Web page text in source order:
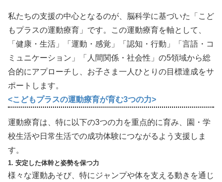
私たちの支援の中心となるのが、脳科学に基づいた「こど
もプラスの運動療育」です。この運動療育を軸として、
「健康・生活」「運動・感覚」「認知・行動」「言語・コ
ミュニケーション」「人間関係・社会性」の5領域から総
合的にアプローチし、お子さま一人ひとりの目標達成をサ
ポートします。
<こどもプラスの運動療育が育む3つの力>
運動療育は、特に以下の3つの力を重点的に育み、園・学
校生活や日常生活での成功体験につながるよう支援しま
す。
1. 安定した体幹と姿勢を保つ力
様々な運動あそび、特にジャンプや体を支える動きを通じ